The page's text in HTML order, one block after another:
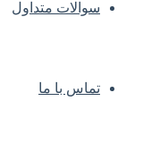
سوالات متداول
تماس با ما